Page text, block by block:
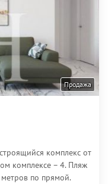
Продажа
комплекс от
комплексе – 4. Пляж
по прямой.